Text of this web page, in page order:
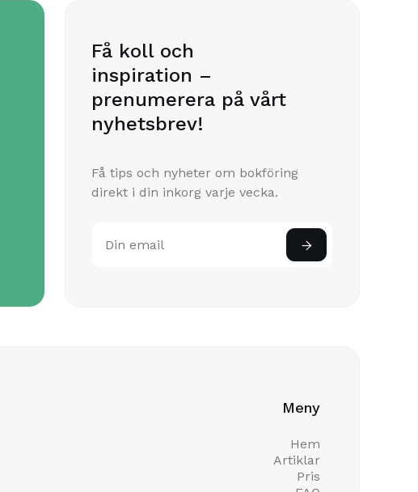
Få koll och
inspiration –
prenumerera på vårt
nyhetsbrev!
Få tips och nyheter om bokföring
direkt i din inkorg varje vecka.
Meny
Hem
Artiklar
Pris